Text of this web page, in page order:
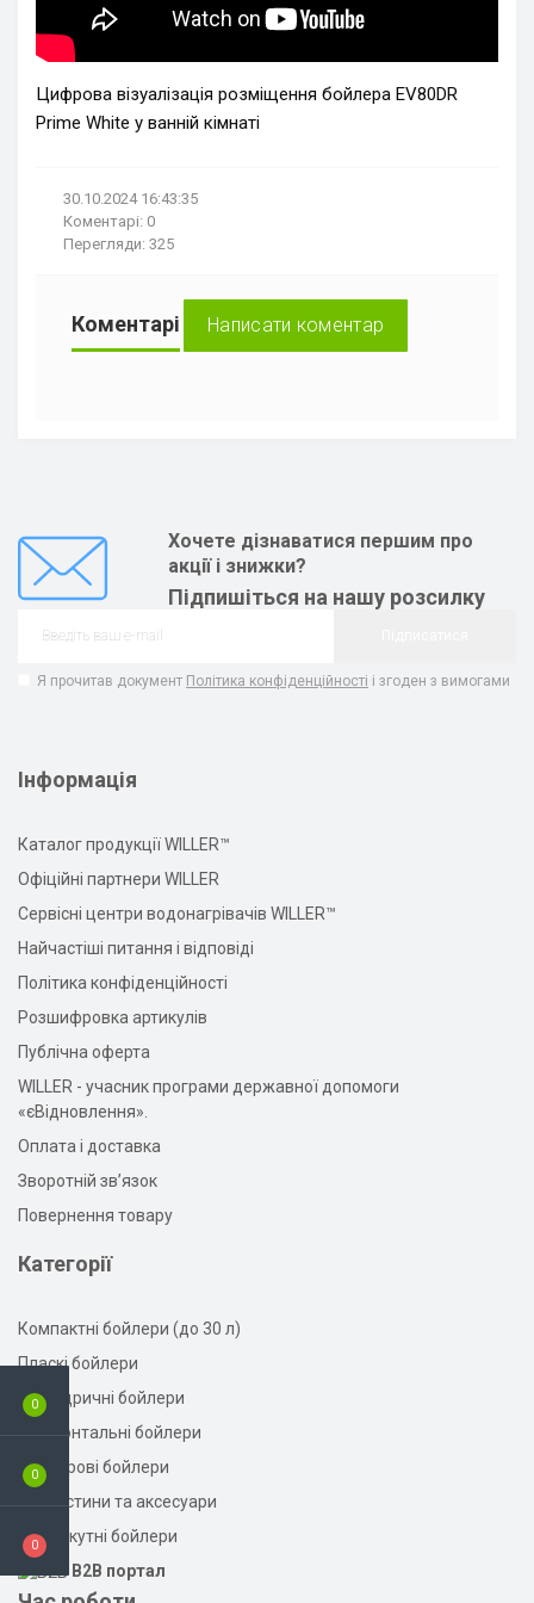
0
0
0
м.Київ, вул.
Приколійна, 2.
+38 (067) 446-1675
+38 (067) 217-8845
пн-чт: 9:00 - 18:00
пт: 9:00 - 17:30
сб, нд - вихідні
Цифрова візуалізація розміщення бойлера EV80DR
Prime White у ванній кімнаті
30.10.2024 16:43:35
Коментарі: 0
Перегляди: 325
Коментарі Написати коментар
Хочете дізнаватися першим про
акції і знижки?
Підпишіться на нашу розсилку
Я прочитав документ Політика конфіденційності і згоден з вимогами
Інформація
Каталог продукції WILLER™
Офіційні партнери WILLER
Сервісні центри водонагрівачів WILLER™
Найчастіші питання і відповіді
Політика конфіденційності
Розшифровка артикулів
Публічна оферта
WILLER - учасник програми державної допомоги
«єВідновлення».
Оплата і доставка
Зворотній зв’язок
Повернення товару
Категорії
Компактні бойлери (до 30 л)
Пласкі бойлери
Циліндричні бойлери
Горизонтальні бойлери
Кольорові бойлери
Запчастини та аксесуари
Прямокутні бойлери
B2B портал